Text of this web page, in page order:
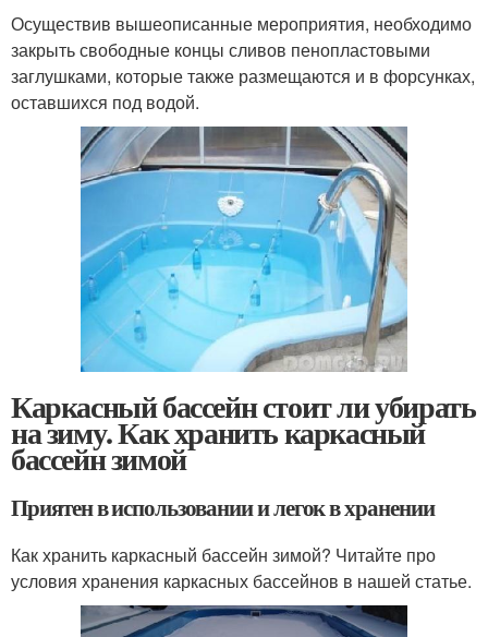
Осуществив вышеописанные мероприятия, необходимо
закрыть свободные концы сливов пенопластовыми
заглушками, которые также размещаются и в форсунках,
оставшихся под водой.
Каркасный бассейн стоит ли убирать
на зиму. Как хранить каркасный
бассейн зимой
Приятен в использовании и легок в хранении
Как хранить каркасный бассейн зимой? Читайте про
условия хранения каркасных бассейнов в нашей статье.